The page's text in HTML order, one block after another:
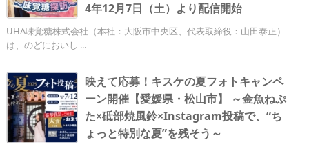
4年12月7日（土）より配信開始
UHA味覚糖株式会社（本社：大阪市中央区、代表取締役：山田泰正）
は、のどにおいし ...
映えて応募！キスケの夏フォトキャンペ
ーン開催【愛媛県・松山市】 ～金魚ねぷ
た×砥部焼風鈴×Instagram投稿で、“ち
ょっと特別な夏”を残そう～